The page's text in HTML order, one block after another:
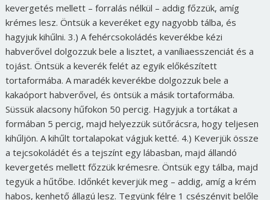
kevergetés mellett – forralás nélkül – addig főzzük, amíg
krémes lesz. Öntsük a keveréket egy nagyobb tálba, és
hagyjuk kihűlni. 3.) A fehércsokoládés keverékbe kézi
habverővel dolgozzuk bele a lisztet, a vaníliaesszenciát és a
tojást. Öntsük a keverék felét az egyik előkészített
tortaformába. A maradék keverékbe dolgozzuk bele a
kakaóport habverővel, és öntsük a másik tortaformába.
Süssük alacsony hűfokon 50 percig. Hagyjuk a tortákat a
formában 5 percig, majd helyezzük sütőrácsra, hogy teljesen
kihűljön. A kihűlt tortalapokat vágjuk ketté. 4.) Keverjük össze
a tejcsokoládét és a tejszínt egy lábasban, majd állandó
kevergetés mellett főzzük krémesre. Öntsük egy tálba, majd
tegyük a hűtőbe. Időnkét keverjük meg – addig, amíg a krém
habos, kenhető állagú lesz. Tegyünk félre 1 csészényit belőle